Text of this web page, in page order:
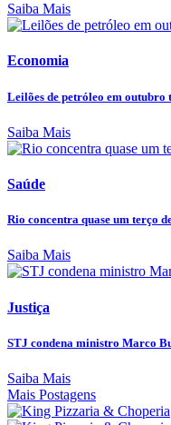
Saiba Mais
Economia
Leilões de petróleo em outubro
Saiba Mais
Saúde
Rio concentra quase um terço
Saiba Mais
Justiça
STJ condena ministro Marco
Saiba Mais
Mais Postagens